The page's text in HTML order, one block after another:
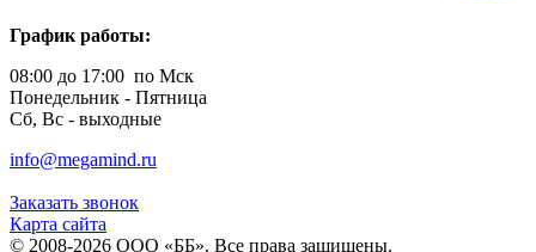
График работы:
08:00 до 17:00 по Мск
Понедельник - Пятница
Сб, Вс - выходные
info@megamind.ru
Заказать звонок
Карта сайта
© 2008-2026 ООО «ББ». Все права защищены.